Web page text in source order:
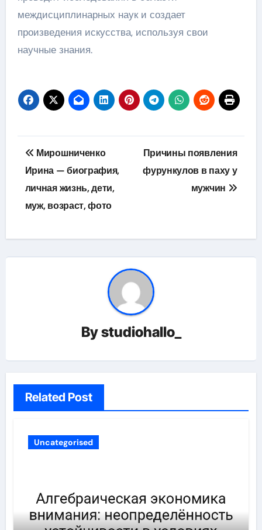
междисциплинарных наук и создает
произведения искусства, используя свои
научные знания.
Навигация
по
записям
Мирошниченко
Ирина — биография,
личная жизнь, дети,
муж, возраст, фото
Причины появления
фурункулов в паху у
мужчин
Bystudiohallo_
Related Post
Uncategorised